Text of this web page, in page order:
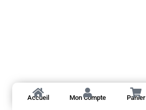
Accueil Mon Compte Panier